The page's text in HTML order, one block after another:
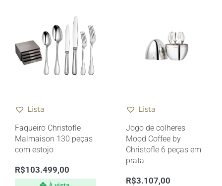
Lista
Faqueiro Christofle
Malmaison 130 peças
com estojo
R$103.499,00
Lista
Jogo de colheres
Mood Coffee by
Christofle 6 peças em
prata
R$3.107,00